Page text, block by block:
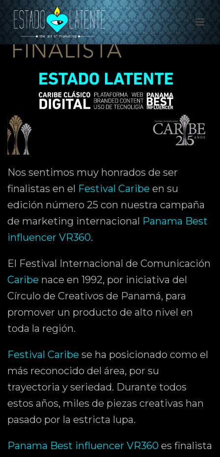
0
Nos sentimos muy honrados de ser
finalistas en el Festival Caribe en su
edición número 25 con nuestra campaña
de marketing internacional Panama Best
influencer VR360.
El Festival Internacional de Comunicación
Caribe nace en 1992, por iniciativa del
Círculo de Creativos de Panamá, para
promover un producto de alto nivel en
toda la región.
Festival Caribe se ha posicionado como el
más reconocido del área, por su
trayectoria y seriedad. Durante todos
estos años, miles de piezas creativas han
pasado por la estricta lupa.
Panama Best influencer VR360 es finalista